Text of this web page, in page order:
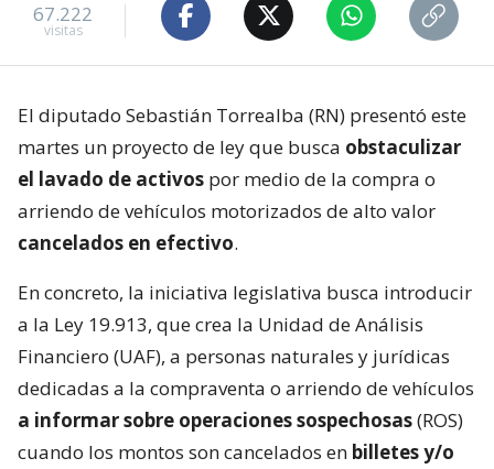
67.222
visitas
El diputado Sebastián Torrealba (RN) presentó este
martes un proyecto de ley que busca obstaculizar
el lavado de activos por medio de la compra o
arriendo de vehículos motorizados de alto valor
cancelados en efectivo.
En concreto, la iniciativa legislativa busca introducir
a la Ley 19.913, que crea la Unidad de Análisis
Financiero (UAF), a personas naturales y jurídicas
dedicadas a la compraventa o arriendo de vehículos
a informar sobre operaciones sospechosas(ROS)
cuando los montos son cancelados en billetes y/o